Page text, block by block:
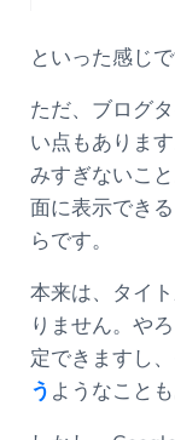
といった感じで
ただ、ブログ
い点もありま
みすぎないこ
面に表示でき
らです。
本来は、タイ
りません。や
定できますし
う ようなこと